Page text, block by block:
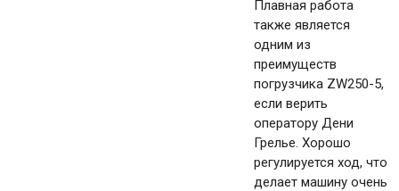
Плавная работа
также является
одним из
преимуществ
погрузчика ZW250-5,
если верить
оператору Дени
Грелье. Хорошо
регулируется ход, что
делает машину очень